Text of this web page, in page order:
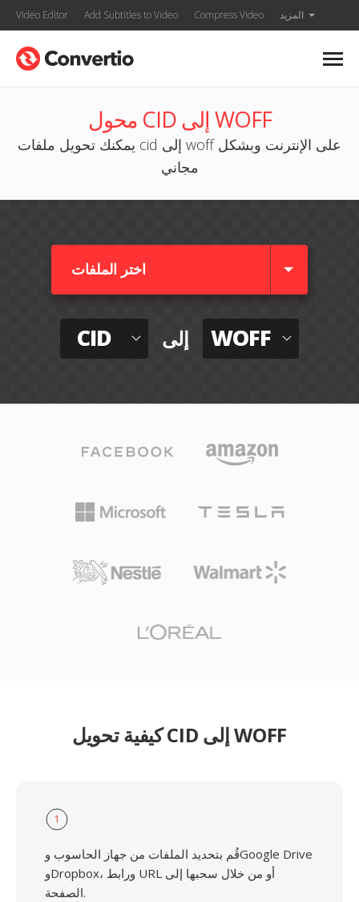
Video Editor Add Subtitles to Video Compress Video المزيد
محول CID إلى WOFF
يمكنك تحويل ملفات cid إلى woff على الإنترنت وبشكل
مجاني
اختر الملفات
CID إلى WOFF
كيفية تحويل CID إلى WOFF
1
قُم بتحديد الملفات من جهاز الحاسوب وGoogle Drive
وDropbox، ورابط URL أو من خلال سحبها إلى
الصفحة.